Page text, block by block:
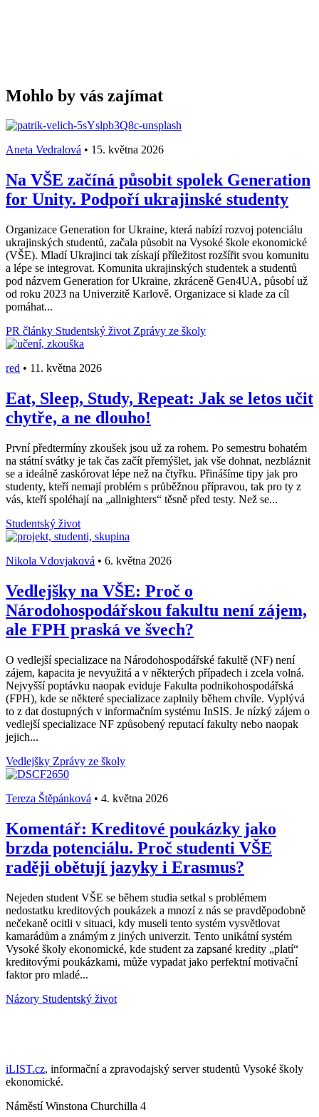
Mohlo by vás zajímat
Aneta Vedralová • 15. května 2026
Na VŠE začíná působit spolek Generation
for Unity. Podpoří ukrajinské studenty
Organizace Generation for Ukraine, která nabízí rozvoj potenciálu
ukrajinských studentů, začala působit na Vysoké škole ekonomické
(VŠE). Mladí Ukrajinci tak získají příležitost rozšířit svou komunitu
a lépe se integrovat. Komunita ukrajinských studentek a studentů
pod názvem Generation for Ukraine, zkráceně Gen4UA, působí už
od roku 2023 na Univerzitě Karlově. Organizace si klade za cíl
pomáhat...
PR články Studentský život Zprávy ze školy
red • 11. května 2026
Eat, Sleep, Study, Repeat: Jak se letos učit
chytře, a ne dlouho!
První předtermíny zkoušek jsou už za rohem. Po semestru bohatém
na státní svátky je tak čas začít přemýšlet, jak vše dohnat, nezbláznit
se a ideálně zaskórovat lépe než na čtyřku. Přinášíme tipy jak pro
studenty, kteří nemají problém s průběžnou přípravou, tak pro ty z
vás, kteří spoléhají na „allnighters“ těsně před testy. Než se...
Studentský život
Nikola Vdovjaková • 6. května 2026
Vedlejšky na VŠE: Proč o
Národohospodářskou fakultu není zájem,
ale FPH praská ve švech?
O vedlejší specializace na Národohospodářské fakultě (NF) není
zájem, kapacita je nevyužitá a v některých případech i zcela volná.
Nejvyšší poptávku naopak eviduje Fakulta podnikohospodářská
(FPH), kde se některé specializace zaplnily během chvíle. Vyplývá
to z dat dostupných v informačním systému InSIS. Je nízký zájem o
vedlejší specializace NF způsobený reputací fakulty nebo naopak
jejich...
Vedlejšky Zprávy ze školy
Tereza Štěpánková • 4. května 2026
Komentář: Kreditové poukázky jako
brzda potenciálu. Proč studenti VŠE
raději obětují jazyky i Erasmus?
Nejeden student VŠE se během studia setkal s problémem
nedostatku kreditových poukázek a mnozí z nás se pravděpodobně
nečekaně ocitli v situaci, kdy museli tento systém vysvětlovat
kamarádům a známým z jiných univerzit. Tento unikátní systém
Vysoké školy ekonomické, kde student za zapsané kredity „platí“
kreditovými poukázkami, může vypadat jako perfektní motivační
faktor pro mladé...
Názory Studentský život
iLIST.cz, informační a zpravodajský server studentů Vysoké školy
ekonomické.
Náměstí Winstona Churchilla 4